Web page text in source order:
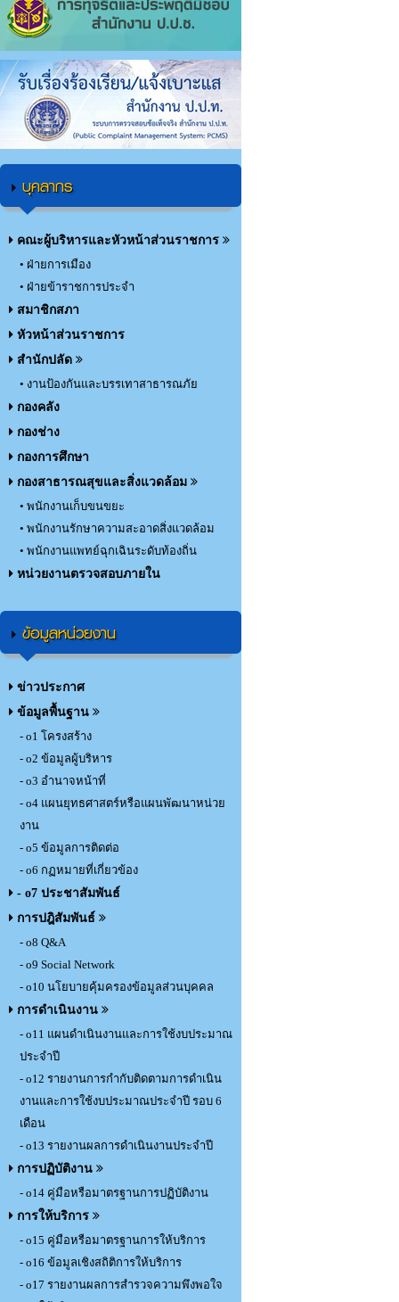
บุคลากร
คณะผู้บริหารและหัวหน้าส่วนราชการ
• ฝ่ายการเมือง
• ฝ่ายข้าราชการประจำ
สมาชิกสภา
หัวหน้าส่วนราชการ
สำนักปลัด
• งานป้องกันและบรรเทาสาธารณภัย
กองคลัง
กองช่าง
กองการศึกษา
กองสาธารณสุขและสิ่งแวดล้อม
• พนักงานเก็บขนขยะ
• พนักงานรักษาความสะอาดสิ่งแวดล้อม
• พนักงานแพทย์ฉุกเฉินระดับท้องถิ่น
หน่วยงานตรวจสอบภายใน
ข้อมูลหน่วยงาน
ข่าวประกาศ
ข้อมูลพื้นฐาน
- o1 โครงสร้าง
- o2 ข้อมูลผู้บริหาร
- o3 อำนาจหน้าที่
- o4 แผนยุทธศาสตร์หรือแผนพัฒนาหน่วย
งาน
- o5 ข้อมูลการติดต่อ
- o6 กฏหมายที่เกี่ยวข้อง
- o7 ประชาสัมพันธ์
การปฎิสัมพันธ์
- o8 Q&A
- o9 Social Network
- o10 นโยบายคุ้มครองข้อมูลส่วนบุคคล
การดำเนินงาน
- o11 แผนดำเนินงานและการใช้งบประมาณ
ประจำปี
- o12 รายงานการกำกับติดตามการดำเนิน
งานและการใช้งบประมาณประจำปี รอบ 6
เดือน
- o13 รายงานผลการดำเนินงานประจำปี
การปฏิบัติงาน
- o14 คู่มือหรือมาตรฐานการปฏิบัติงาน
การให้บริการ
- o15 คู่มือหรือมาตรฐานการให้บริการ
- o16 ข้อมูลเชิงสถิติการให้บริการ
- o17 รายงานผลการสำรวจความพึงพอใจ